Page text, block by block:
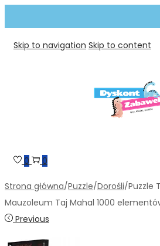
Skip to navigation Skip to content
0 0
Strona główna/Puzzle/Dorośli/Puzzle
Mauzoleum Taj Mahal 1000
Previous